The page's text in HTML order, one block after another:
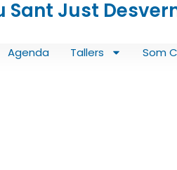
Sant Just
Agenda Tallers Som